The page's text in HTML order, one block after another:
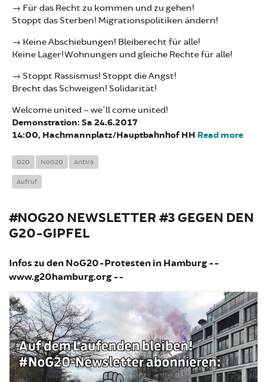
→ Für das Recht zu kommen und zu gehen!
Stoppt das Sterben! Migrationspolitiken ändern!
→ Keine Abschiebungen! Bleiberecht für alle!
Keine Lager! Wohnungen und gleiche Rechte für alle!
→ Stoppt Rassismus! Stoppt die Angst!
Brecht das Schweigen! Solidarität!
Welcome united – we'll come united!
Demonstration: Sa 24.6.2017
14:00, Hachmannplatz/Hauptbahnhof HH Read more
G20 NoG20 Antira
Aufruf
#NOG20 NEWSLETTER #3 GEGEN DEN
G20-GIPFEL
Infos zu den NoG20-Protesten in Hamburg --
www.g20hamburg.org --